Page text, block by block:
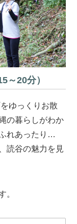
～20分）
ゆっくりお散
の暮らしがわか
れあったり…
読谷の魅力を見
。